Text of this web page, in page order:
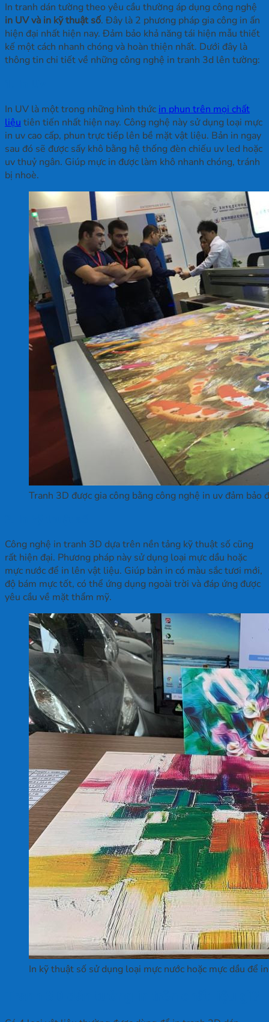
In tranh dán tường theo yêu cầu thường áp dụng công nghệ
in UV và in kỹ thuật số. Đây là 2 phương pháp gia công in ấn
hiện đại nhất hiện nay. Đảm bảo khả năng tái hiện mẫu thiết
kế một cách nhanh chóng và hoàn thiện nhất. Dưới đây là
thông tin chi tiết về những công nghệ in tranh 3d lên tường:
In UV là một trong những hình thức in phun trên mọi chất
liệu tiên tiến nhất hiện nay. Công nghệ này sử dụng loại mực
in uv cao cấp, phun trực tiếp lên bề mặt vật liệu. Bản in ngay
sau đó sẽ được sấy khô bằng hệ thống đèn chiếu uv led hoặc
uv thuỷ ngân. Giúp mực in được làm khô nhanh chóng, tránh
bị nhoè.
Tranh 3D được gia công bằng công nghệ in uv đảm
Công nghệ in tranh 3D dựa trên nền tảng kỹ thuật số cũng
rất hiện đại. Phương pháp này sử dụng loại mực dầu hoặc
mực nước để in lên vật liệu. Giúp bản in có màu sắc tươi mới,
độ bám mực tốt, có thể ứng dụng ngoài trời và đáp ứng được
yêu cầu về mặt thẩm mỹ.
In kỹ thuật số sử dụng loại mực nước hoặc mực dầu để